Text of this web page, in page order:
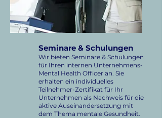
Seminare & Schulungen
Wir bieten Seminare & Schulungen
für Ihren internen Unternehmens-
Mental Health Officer an. Sie
erhalten ein individuelles
Teilnehmer-Zertifikat für Ihr
Unternehmen als Nachweis für die
aktive Auseinandersetzung mit
dem Thema mentale Gesundheit.